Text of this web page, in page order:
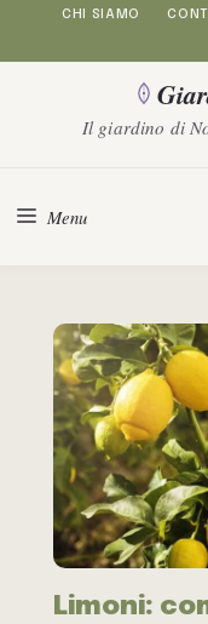
al
contenuto
CHI SIAMO
Il giardino di
Menu
Limoni: